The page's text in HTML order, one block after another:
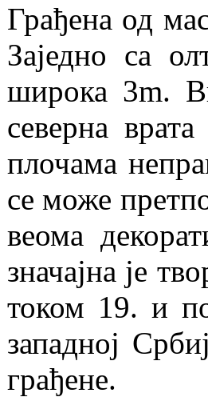
Грађена од
Заједно са
широка 3m.
северна
плочама
се може
веома
значајна је
током 19. и
западној
грађене.